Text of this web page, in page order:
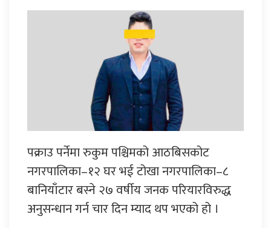
पक्राउ पर्नेमा रुकुम पश्चिमको आठबिसकोट
नगरपालिका–१२ घर भई टोखा नगरपालिका–८
बानियाँटार बस्ने २७ वर्षीय जनक परियारविरुद्ध
अनुसन्धान गर्न चार दिन म्याद थप भएको हो ।